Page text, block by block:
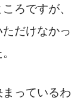
ろですが、
だけなかっ
っているわ